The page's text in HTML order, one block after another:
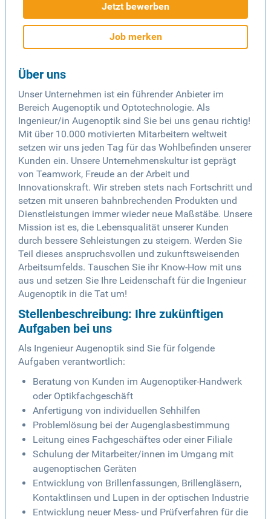
Jetzt bewerben
Job merken
Über uns
Unser Unternehmen ist ein führender Anbieter im
Bereich Augenoptik und Optotechnologie. Als
Ingenieur/in Augenoptik sind Sie bei uns genau richtig!
Mit über 10.000 motivierten Mitarbeitern weltweit
setzen wir uns jeden Tag für das Wohlbefinden unserer
Kunden ein. Unsere Unternehmenskultur ist geprägt
von Teamwork, Freude an der Arbeit und
Innovationskraft. Wir streben stets nach Fortschritt und
setzen mit unseren bahnbrechenden Produkten und
Dienstleistungen immer wieder neue Maßstäbe. Unsere
Mission ist es, die Lebensqualität unserer Kunden
durch bessere Sehleistungen zu steigern. Werden Sie
Teil dieses anspruchsvollen und zukunftsweisenden
Arbeitsumfelds. Tauschen Sie ihr Know-How mit uns
aus und setzen Sie Ihre Leidenschaft für die Ingenieur
Augenoptik in die Tat um!
Stellenbeschreibung: Ihre zukünftigen
Aufgaben bei uns
Als Ingenieur Augenoptik sind Sie für folgende
Aufgaben verantwortlich:
Beratung von Kunden im Augenoptiker-Handwerk
oder Optikfachgeschäft
Anfertigung von individuellen Sehhilfen
Problemlösung bei der Augenglasbestimmung
Leitung eines Fachgeschäftes oder einer Filiale
Schulung der Mitarbeiter/innen im Umgang mit
augenoptischen Geräten
Entwicklung von Brillenfassungen, Brillengläsern,
Kontaktlinsen und Lupen in der optischen Industrie
Entwicklung neuer Mess- und Prüfverfahren für die